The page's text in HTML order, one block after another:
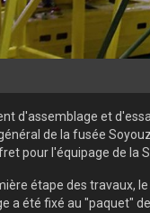
d'assemblage et
de la fusée
pour l'équipage de la
étape des travaux,
a été fixé au "paquet"